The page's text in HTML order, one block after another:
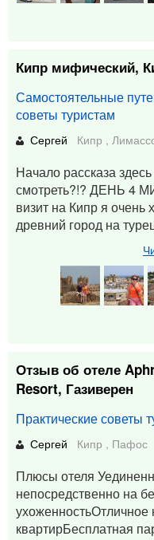
Кипр мифический,
Самостоятельные
советы туристам
Сергей Кипр ,
Начало рассказа
смотреть?!? ДЕНЬ 4
визит на Кипр я очень
древний город на
Отзыв об отеле
Resort, Газиверен
Практические советы
Сергей Кипр , Пафос
Плюсы отеля
непосредственно на
ухоженностьОтличное
квартирБесплатная